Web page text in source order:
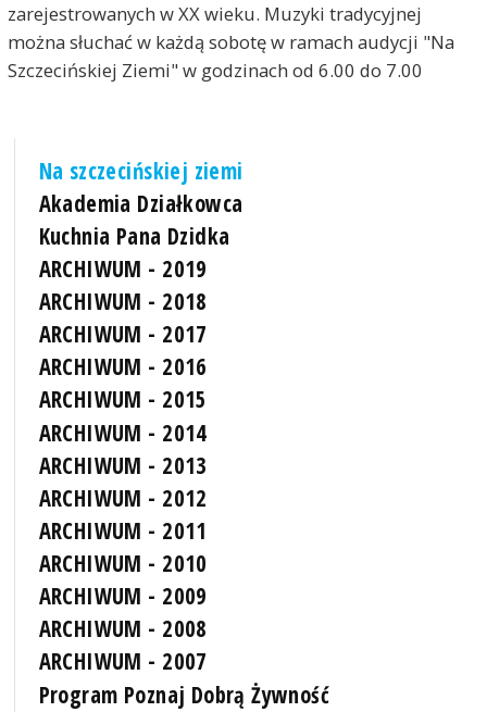
zarejestrowanych w XX wieku. Muzyki tradycyjnej
można słuchać w każdą sobotę w ramach audycji "Na
Szczecińskiej Ziemi" w godzinach od 6.00 do 7.00
Na szczecińskiej ziemi
Akademia Działkowca
Kuchnia Pana Dzidka
ARCHIWUM - 2019
ARCHIWUM - 2018
ARCHIWUM - 2017
ARCHIWUM - 2016
ARCHIWUM - 2015
ARCHIWUM - 2014
ARCHIWUM - 2013
ARCHIWUM - 2012
ARCHIWUM - 2011
ARCHIWUM - 2010
ARCHIWUM - 2009
ARCHIWUM - 2008
ARCHIWUM - 2007
Program Poznaj Dobrą Żywność